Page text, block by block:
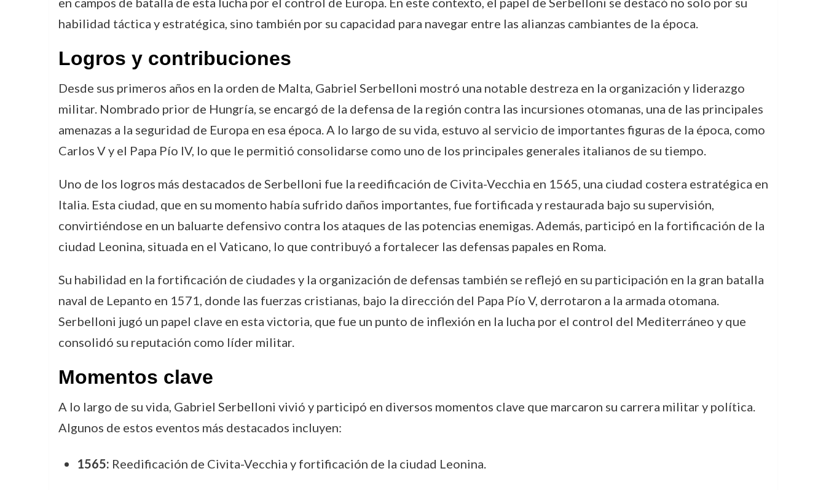
habilidad táctica y estratégica, sino también por su capacidad para navegar entre las alianzas cambiantes de la época.
Logros y contribuciones
Desde sus primeros años en la orden de Malta, Gabriel Serbelloni mostró una notable destreza en la organización y liderazgo
militar. Nombrado prior de Hungría, se encargó de la defensa de la región contra las incursiones otomanas, una de las principales
amenazas a la seguridad de Europa en esa época. A lo largo de su vida, estuvo al servicio de importantes figuras de la época, como
Carlos V y el Papa Pío IV, lo que le permitió consolidarse como uno de los principales generales italianos de su tiempo.
Uno de los logros más destacados de Serbelloni fue la reedificación de Civita-Vecchia en 1565, una ciudad costera estratégica en
Italia. Esta ciudad, que en su momento había sufrido daños importantes, fue fortificada y restaurada bajo su supervisión,
convirtiéndose en un baluarte defensivo contra los ataques de las potencias enemigas. Además, participó en la fortificación de la
ciudad Leonina, situada en el Vaticano, lo que contribuyó a fortalecer las defensas papales en Roma.
Su habilidad en la fortificación de ciudades y la organización de defensas también se reflejó en su participación en la gran batalla
naval de Lepanto en 1571, donde las fuerzas cristianas, bajo la dirección del Papa Pío V, derrotaron a la armada otomana.
Serbelloni jugó un papel clave en esta victoria, que fue un punto de inflexión en la lucha por el control del Mediterráneo y que
consolidó su reputación como líder militar.
Momentos clave
A lo largo de su vida, Gabriel Serbelloni vivió y participó en diversos momentos clave que marcaron su carrera militar y política.
Algunos de estos eventos más destacados incluyen:
1565: Reedificación de Civita-Vecchia y fortificación de la ciudad Leonina.